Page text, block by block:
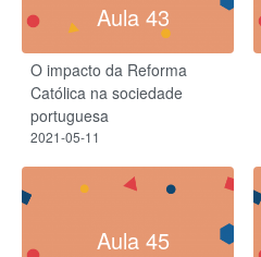
Aula 43
O impacto da Reforma
Católica na sociedade
portuguesa
2021-05-11
Aula 45